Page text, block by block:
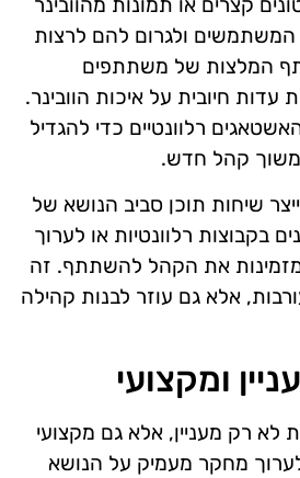
המשתמשים ולגרום להם לרצות
המלצות של משתתפים
עדות חיובית על איכות הוובינר.
רלוונטיים כדי להגדיל
קהל חדש.
שיחות תוכן סביב הנושא של
בקבוצות רלוונטיות או לערוך
את הקהל להשתתף. זה
אלא גם עוזר לבנות קהילה
ומקצועי
לא רק מעניין, אלא גם מקצועי
לערוך מחקר מעמיק על הנושא